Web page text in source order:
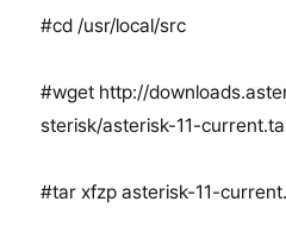
#cd /usr/local/src
#wget http://
sterisk/asterisk-11-
#tar xfzp asterisk-11-